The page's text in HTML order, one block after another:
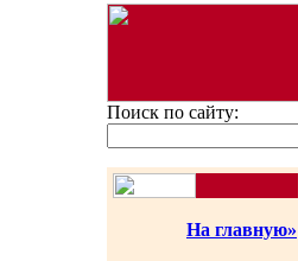
Поиск по сайту:
На главную»